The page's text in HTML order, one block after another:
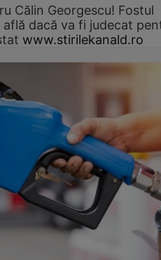
Călin Georgescu! Fostul
dacă va fi judecat
www.stirilekanald.ro